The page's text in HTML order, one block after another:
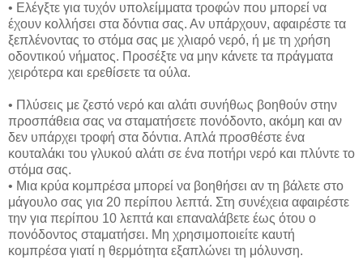
• Ελέγξτε για τυχόν υπολείμματα τροφών που μπορεί να
έχουν κολλήσει στα δόντια σας. Αν υπάρχουν, αφαιρέστε τα
ξεπλένοντας το στόμα σας με χλιαρό νερό, ή με τη χρήση
οδοντικού νήματος. Προσέξτε να μην κάνετε τα πράγματα
χειρότερα και ερεθίσετε τα ούλα.
• Πλύσεις με ζεστό νερό και αλάτι συνήθως βοηθούν στην
προσπάθεια σας να σταματήσετε πονόδοντο, ακόμη και αν
δεν υπάρχει τροφή στα δόντια. Απλά προσθέστε ένα
κουταλάκι του γλυκού αλάτι σε ένα ποτήρι νερό και πλύντε το
στόμα σας.
• Μια κρύα κομπρέσα μπορεί να βοηθήσει αν τη βάλετε στο
μάγουλο σας για 20 περίπου λεπτά. Στη συνέχεια αφαιρέστε
την για περίπου 10 λεπτά και επαναλάβετε έως ότου ο
πονόδοντος σταματήσει. Μη χρησιμοποιείτε καυτή
κομπρέσα γιατί η θερμότητα εξαπλώνει τη μόλυνση.